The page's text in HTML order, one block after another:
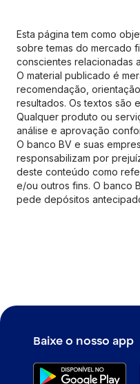
Esta página tem como
sobre temas do mercado
conscientes relacionadas
O material publicado é
recomendação,
resultados. Os textos são
Qualquer produto ou
análise e aprovação
O banco BV e suas
responsabilizam por
deste conteúdo como
e/ou outros fins. O banco
pede depósitos
Baixe o nosso app